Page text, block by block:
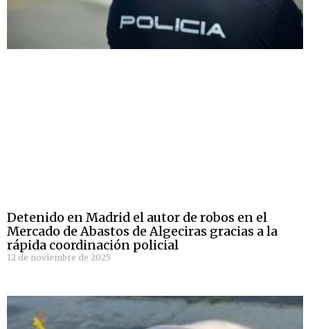
Detenido en Madrid el autor de robos en el
Mercado de Abastos de Algeciras gracias a la
rápida coordinación policial
12 de noviembre de 2025